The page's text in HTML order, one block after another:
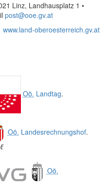
Linz, Landhausplatz 1 •
post@ooe.gv.at
www.land-oberoesterreich.gv.at
Oö. Landtag.
Oö. Landesrechnungshof.
Oö.